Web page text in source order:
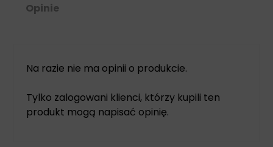
Opinie
Na razie nie ma opinii o produkcie.
Tylko zalogowani klienci, którzy kupili ten
produkt mogą napisać opinię.